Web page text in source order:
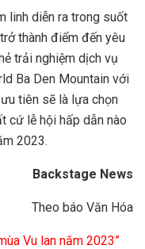
linh diễn ra trong suốt
thành điểm đến yêu
trải nghiệm dịch vụ
Ba Den Mountain với
tiên sẽ là lựa chọn
cứ lễ hội hấp dẫn nào
2023.
Backstage News
Theo báo Văn Hóa
Vu lan năm 2023”